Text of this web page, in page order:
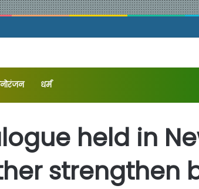
धर्म
held in
strengthen